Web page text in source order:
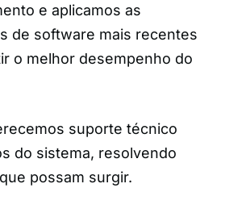
e aplicamos as
de software mais recentes
o melhor desempenho do
suporte técnico
do sistema, resolvendo
possam surgir.